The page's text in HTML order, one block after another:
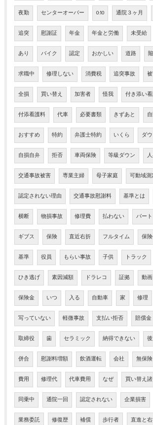
夜勤 センターオーバー 0:10 通院３ヶ月
追突 慰謝証 年金 年金と労働 未受給
あり バイク 認定 おかしい 道路
求職中 修理しない 消費税 追突事故
全損 買い替え 加害者 怪我 付き添い
付添看護料 代車 必要書類 きずあと
おすすめ 特約 弁護士特約 いくら ダ
自損自弁 拒否 車両保険 等級ダウン
交通事故被害 専業主婦 母子家庭 可動域測
認定されない理由 交通事故慰謝料 基準とは
横断 物損事故 修理費 払わない パート
ギブス 保険 直近右折 フルタイム 保
基準 役員 もらい事故 子供 トラック
ひき逃げ 素因減額 ドラレコ 証拠 動画
保険金 いつ 入る 自動車 家 修理
写っていない 軽微事故 支払い拒否 賠償金
取締役 歯 セラミック 納得できない
併合 慰謝料増額 飲酒運転 会社 無保険
費用 修理代 代車費用 なぜ 買い替え
同乗中 通院一回 認定されない 企業損害
業務委託 修復歴 補償 歩行者 直進と